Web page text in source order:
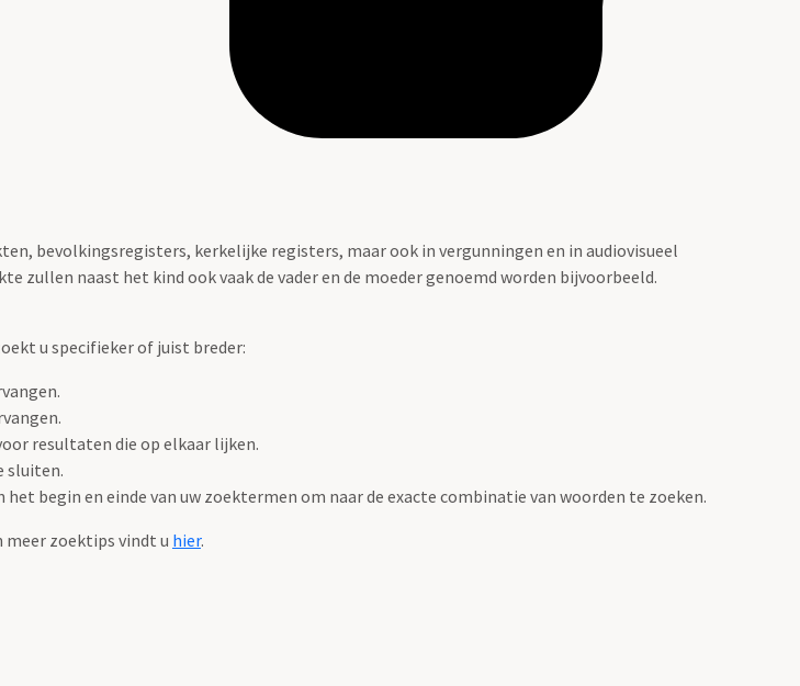
bevolkingsregisters, kerkelijke registers, maar ook in vergunningen en in audiovisueel
zullen naast het kind ook vaak de vader en de moeder genoemd worden bijvoorbeeld.
u specifieker of juist breder:
resultaten die op elkaar lijken.
sluiten.
het begin en einde van uw zoektermen om naar de exacte combinatie van woorden te zoeken.
meer zoektips vindt u hier.